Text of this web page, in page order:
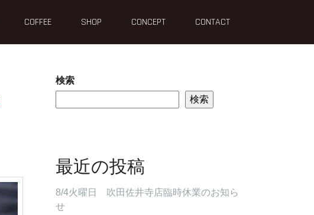
COFFEE SHOP CONCEPT CONTACT
検索
検索
最近の投稿
8/4火曜日 吹田佐井寺店臨時休業のお知ら
せ